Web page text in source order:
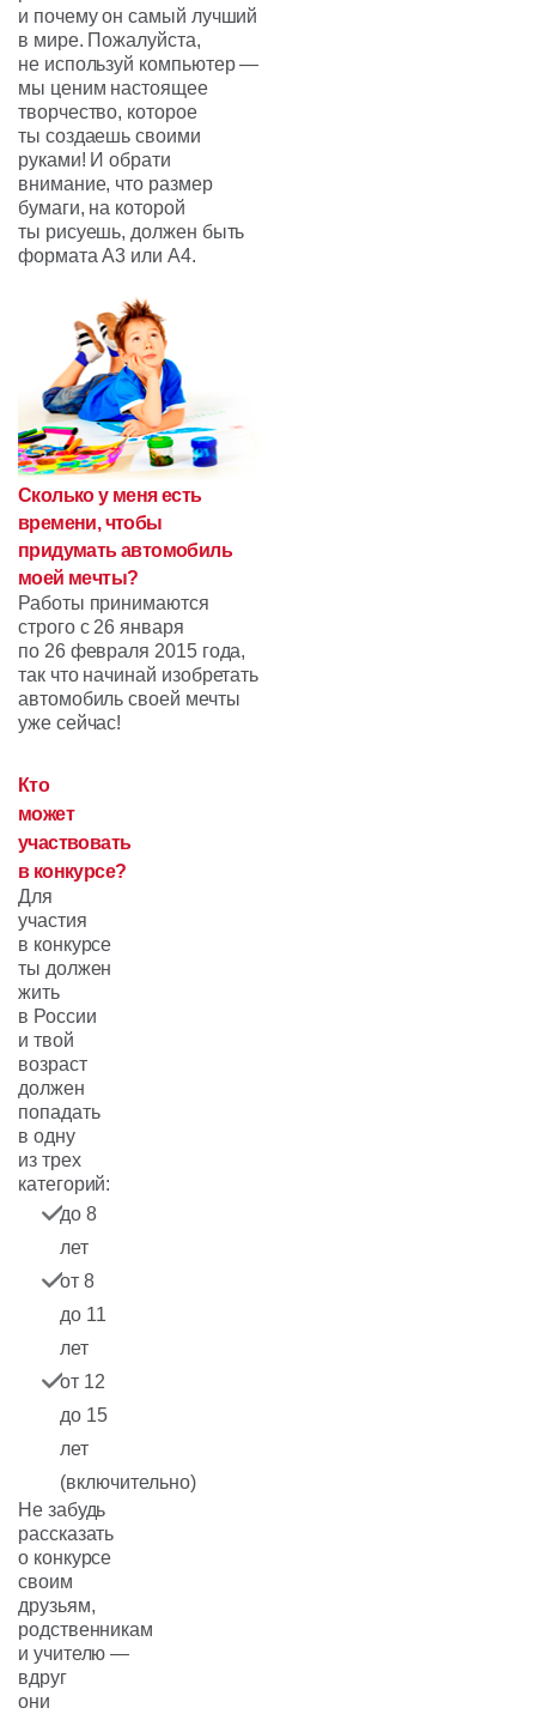
и почему он самый лучший
в мире. Пожалуйста,
не используй компьютер —
мы ценим настоящее
творчество, которое
ты создаешь своими
руками! И обрати
внимание, что размер
бумаги, на которой
ты рисуешь, должен быть
формата А3 или А4.
Сколько у меня есть
времени, чтобы
придумать автомобиль
моей мечты?
Работы принимаются
строго с 26 января
по 26 февраля 2015 года,
так что начинай изобретать
автомобиль своей мечты
уже сейчас!
Кто
может
участвовать
в конкурсе?
Для
участия
в конкурсе
ты должен
жить
в России
и твой
возраст
должен
попадать
в одну
из трех
категорий:
до 8
лет
от 8
до 11
лет
от 12
до 15
лет
(включительно)
Не забудь
рассказать
о конкурсе
своим
друзьям,
родственникам
и учителю —
вдруг
они